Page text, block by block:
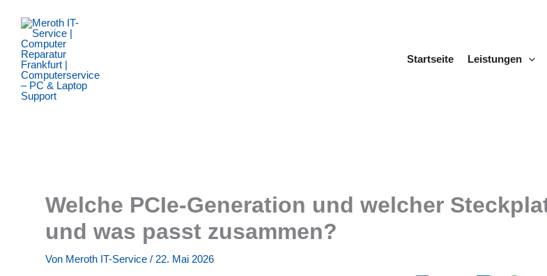
Inhalt
springen
Startseite
Leistungen
Welche PCIe-Generation und welcher
und was passt zusammen?
Von Meroth IT-Service / 22. Mai 2026